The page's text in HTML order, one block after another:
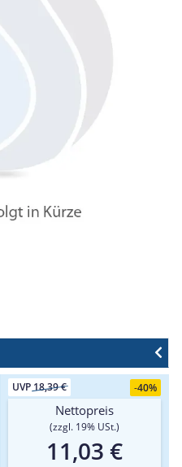
UVP 18,39 € -40%
Nettopreis
(zzgl. 19% USt.)
11,03 €